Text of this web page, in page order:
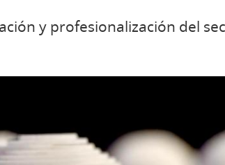
y profesionalización del